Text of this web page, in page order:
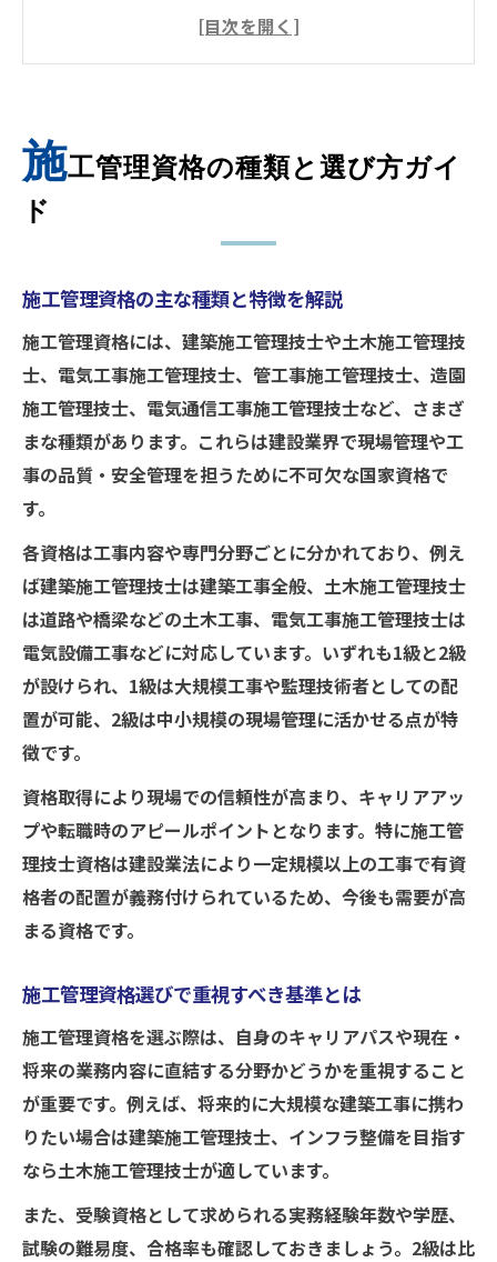
施工管理資格一覧から自分に合う資格を見
施工管理資格を活かすためのスキルアップ
施工管理資格一覧で知っておきたい要点
施工管理資格取得のための基礎知識を解説
施工管理職を目指すなら知るべき資格とは
資格から見た施工管理の将来性と魅力
未経験から施工管理資格を目指すには
施工管理資格取得に必要な実務経験の考え
方
未経験でも安心な施工管理資格勉強法
施工管理資格取得を支援する制度やサポー
ト
実務経験なしで施工管理資格取得に挑戦
実務経験不要の施工管理資格とは何か
施工管理資格の受験資格とその要件を確認
未経験者でも合格できる施工管理勉強法
施工管理資格取得で注意したいポイント
資格取得後の施工管理分野での活用方法
合格率から見る施工管理資格の現状
施工管理資格試験で失敗しない勉強計画
施工管理資格の難易度別おすすめ対策法
実務経験が合格に与える影響を知る
2級施工管理技士の受験資格の最新情報
2級施工管理技士の受験資格を徹底解説
施工管理資格の種類と選び方ガイ
ド
施工管理資格の主な種類と特徴を解説
施工管理資格には、建築施工管理技士や土木施工管理技
士、電気工事施工管理技士、管工事施工管理技士、造園
施工管理技士、電気通信工事施工管理技士など、さまざ
まな種類があります。これらは建設業界で現場管理や工
事の品質・安全管理を担うために不可欠な国家資格で
す。
各資格は工事内容や専門分野ごとに分かれており、例え
ば建築施工管理技士は建築工事全般、土木施工管理技士
は道路や橋梁などの土木工事、電気工事施工管理技士は
電気設備工事などに対応しています。いずれも1級と2級
が設けられ、1級は大規模工事や監理技術者としての配
置が可能、2級は中小規模の現場管理に活かせる点が特
徴です。
資格取得により現場での信頼性が高まり、キャリアアッ
プや転職時のアピールポイントとなります。特に施工管
理技士資格は建設業法により一定規模以上の工事で有資
格者の配置が義務付けられているため、今後も需要が高
まる資格です。
施工管理資格選びで重視すべき基準とは
施工管理資格を選ぶ際は、自身のキャリアパスや現在・
将来の業務内容に直結する分野かどうかを重視すること
が重要です。例えば、将来的に大規模な建築工事に携わ
りたい場合は建築施工管理技士、インフラ整備を目指す
なら土木施工管理技士が適しています。
また、受験資格として求められる実務経験年数や学歴、
試験の難易度、合格率も確認しておきましょう。2級は比